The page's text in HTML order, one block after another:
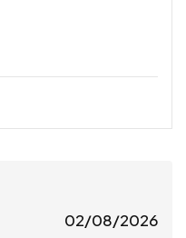
02/08/2026